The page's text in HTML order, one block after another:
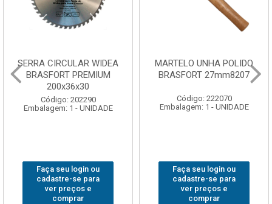
SERRA CIRCULAR WIDEA
BRASFORT PREMIUM
200x36x30
Código: 202290
Embalagem: 1 - UNIDADE
Faça seu login ou
cadastre-se para
ver preços e
comprar
MARTELO UNHA POLIDO
BRASFORT 27mm8207
Código: 222070
Embalagem: 1 - UNIDADE
Faça seu login ou
cadastre-se para
ver preços e
comprar